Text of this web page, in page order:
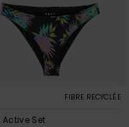
FIBRE RECYCLÉE
Active Set